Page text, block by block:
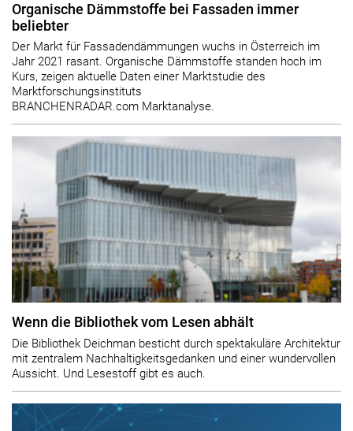
Organische Dämmstoffe bei Fassaden immer
beliebter
Der Markt für Fassadendämmungen wuchs in Österreich im
Jahr 2021 rasant. Organische Dämmstoffe standen hoch im
Kurs, zeigen aktuelle Daten einer Marktstudie des
Marktforschungsinstituts
BRANCHENRADAR.com Marktanalyse.
Wenn die Bibliothek vom Lesen abhält
Die Bibliothek Deichman besticht durch spektakuläre Architektur
mit zentralem Nachhaltigkeitsgedanken und einer wundervollen
Aussicht. Und Lesestoff gibt es auch.